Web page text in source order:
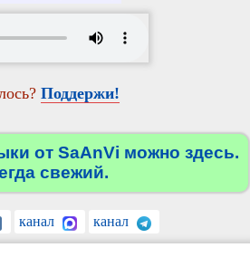
Поддержи!
от SaAnVi можно здесь.
свежий.
канал канал